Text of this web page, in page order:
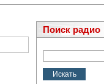
Поиск радио